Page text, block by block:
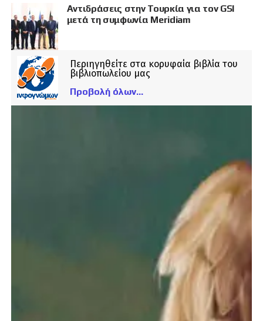
Αντιδράσεις στην Τουρκία για τον GSI
μετά τη συμφωνία Meridiam
Περιηγηθείτε στα κορυφαία βιβλία του
βιβλιοπωλείου μας
Προβολή όλων